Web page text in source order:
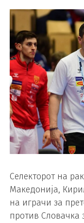
Селекторот на
Македонија,
на играчи за
против Словачка